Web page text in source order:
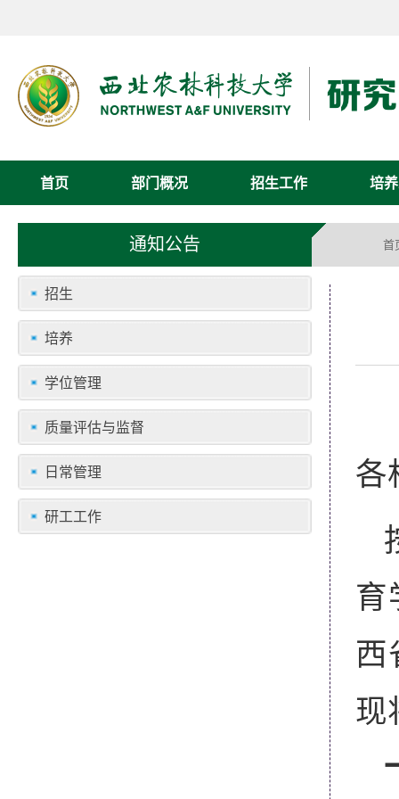
首页 部门概况 招生工作 培
通知公告 首
招生
培养
学位管理
质量评估与监督
日常管理
研工工作
各
育
西
现